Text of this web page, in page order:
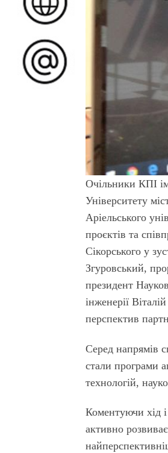
Очільники КПІ
Університету
Аріельського
проєктів та
Сікорського у
Згуровський,
президент
інженерії
перспектив
Серед напрямів
стали програми
технологій,
Коментуючи хід і
активно